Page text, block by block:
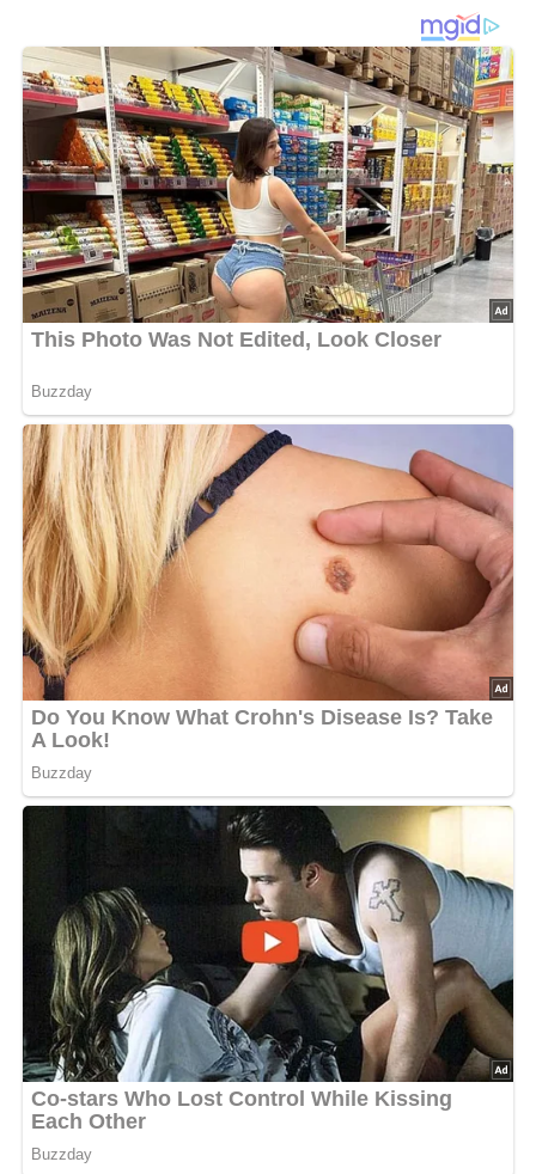
Kabeljaufilet waschen, trockentupfen, mit Zitronensaft
beträufeln, salzen und pfeffern. Möhren und Zucchini
putzen, waschen und grob raspeln. Fett in einer Pfanne
erhitzen und das Gemüse darin 3 Minuten dünsten. Mit
Salz und Pfeffer würzen. Ein großes Stück Alufolie auf
das Backblech legen. Gemüse in die Mitte geben, Fisch
daraufgeben und mit Estragonblättchen bestreuen. Folie
zu einem Päckchen verschließen und im vorgeheizten
Backofen bei 175°C 30 Minuten garen. Zitrone in dünne
Scheiben schneiden und kurz vor dem Servieren auf den
Fisch legen.
5/5(1 Bewertung)